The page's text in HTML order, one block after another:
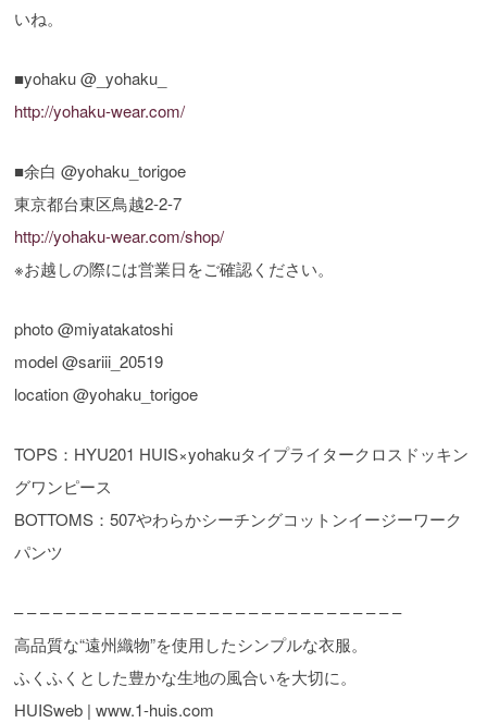
いね。
■yohaku @_yohaku_
http://yohaku-wear.com/
■余白 @yohaku_torigoe
東京都台東区鳥越2-2-7
http://yohaku-wear.com/shop/
※お越しの際には営業日をご確認ください。
photo @miyatakatoshi
model @sariii_20519
location @yohaku_torigoe
TOPS：HYU201 HUIS×yohakuタイプライタークロスドッキン
グワンピース
BOTTOMS：507やわらかシーチングコットンイージーワーク
パンツ
– – – – – – – – – – – – – – – – – – – – – – – – – – – – – –
高品質な“遠州織物”を使用したシンプルな衣服。
ふくふくとした豊かな生地の風合いを大切に。
HUISweb | www.1-huis.com